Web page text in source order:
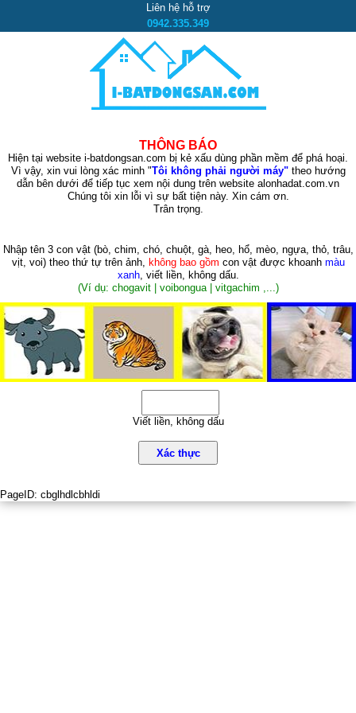
Liên hệ hỗ trợ
0942.335.349
THÔNG BÁO
Hiện tại website i-batdongsan.com bị kẻ xấu dùng phần mềm để phá hoại.
Vì vậy, xin vui lòng xác minh "Tôi không phải người máy"theo hướng
dẫn bên dưới để tiếp tục xem nội dung trên website alonhadat.com.vn
Chúng tôi xin lỗi vì sự bất tiện này. Xin cám ơn.
Trân trọng.
Nhập tên 3 con vật (bò, chim, chó, chuột, gà, heo, hổ, mèo, ngựa, thỏ, trâu,
vịt, voi)theo thứ tự trên ảnh, không bao gồm con vật được khoanh màu
xanh, viết liền, không dấu.
(Ví dụ: chogavit | voibongua | vitgachim ,...)
Viết liền, không dấu
Xác thực
PageID: cbglhdlcbhldi